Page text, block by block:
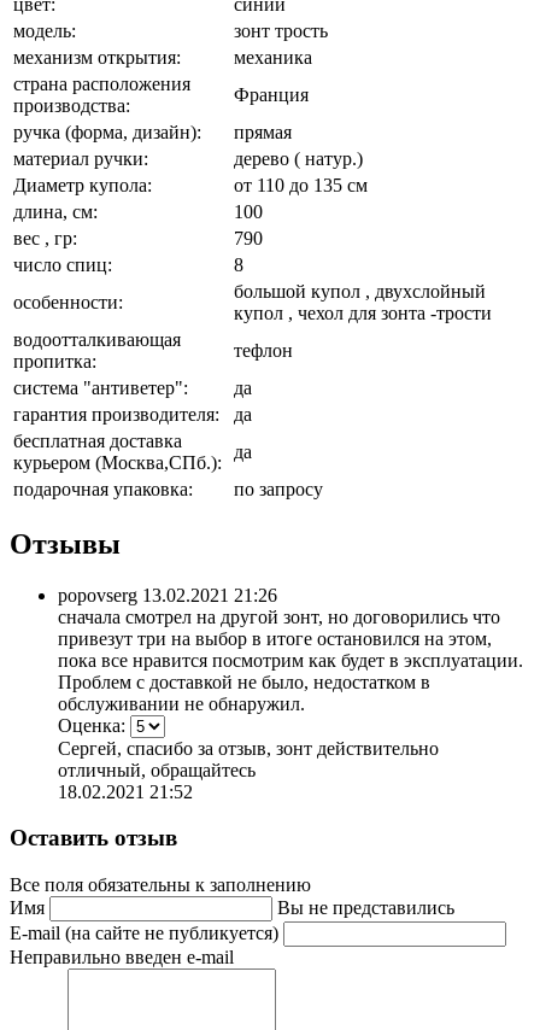
модель:
зонт трость
механизм открытия:
механика
страна расположения
производства:
Франция
ручка (форма, дизайн):
прямая
материал ручки:
дерево ( натур.)
Диаметр купола:
от 110 до 135 см
длина, см:
100
вес , гр:
790
число спиц:
8
особенности:
большой купол , двухслойный
купол , чехол для зонта -трости
водоотталкивающая
пропитка:
тефлон
система "антиветер":
да
гарантия производителя:
да
бесплатная доставка
курьером (Москва,СПб.):
да
подарочная упаковка:
по запросу
Отзывы
popovserg 13.02.2021 21:26
сначала смотрел на другой зонт, но договорились что
привезут три на выбор в итоге остановился на этом,
пока все нравится посмотрим как будет в эксплуатации.
Проблем с доставкой не было, недостатком в
обслуживании не обнаружил.
Оценка:
Сергей, спасибо за отзыв, зонт действительно
отличный, обращайтесь
18.02.2021 21:52
Оставить отзыв
Все поля обязательны к заполнению
Имя
Вы не представились
E-mail (на сайте не публикуется)
Неправильно введен e-mail